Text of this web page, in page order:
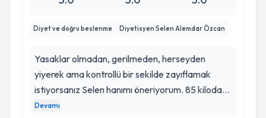
Diyet ve doğru beslenme Diyetisyen Selen Alemdar Özcan
Yasaklar olmadan, gerilmeden, herseyden
yiyerek ama kontrollü bir sekilde zayıflamak
istiyorsanız Selen hanımı öneriyorum. 85 kilodan
75 kiloya düştüm hemde ac kalmadan yemek
Devamı